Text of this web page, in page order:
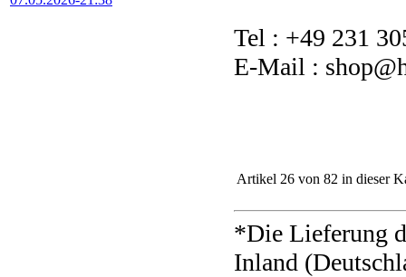
Tel : +49 231
E-Mail :
Artikel 26 von 82 in dieser
*Die Lieferung
Inland